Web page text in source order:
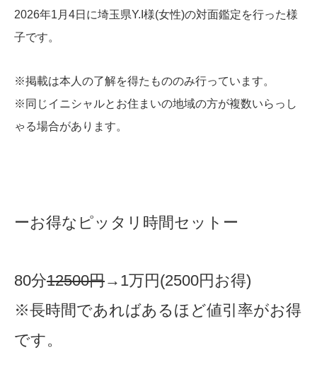
2026年1月4日に埼玉県Y.I様(女性)の対面鑑定を行った様
子です。
※掲載は本人の了解を得たもののみ行っています。
※同じイニシャルとお住まいの地域の方が複数いらっし
ゃる場合があります。
ーお得なピッタリ時間セットー
80分12500円→1万円(2500円お得)
※長時間であればあるほど値引率がお得
です。